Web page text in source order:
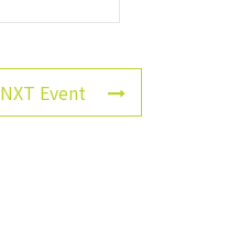
NXT Event